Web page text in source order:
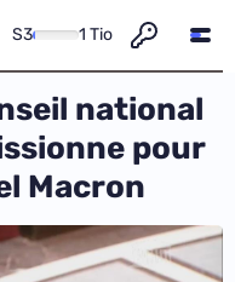
S3 1 Tio
national
pour
Macron